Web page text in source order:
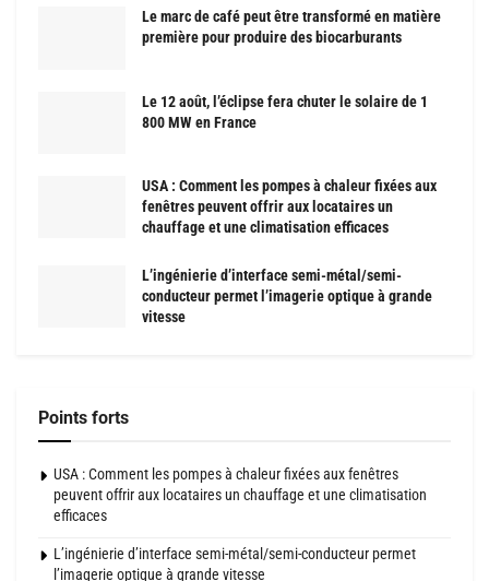
Le marc de café peut être transformé en matière
première pour produire des biocarburants
Le 12 août, l’éclipse fera chuter le solaire de 1
800 MW en France
USA : Comment les pompes à chaleur fixées aux
fenêtres peuvent offrir aux locataires un
chauffage et une climatisation efficaces
L’ingénierie d’interface semi-métal/semi-
conducteur permet l’imagerie optique à grande
vitesse
Points forts
USA : Comment les pompes à chaleur fixées aux fenêtres
peuvent offrir aux locataires un chauffage et une climatisation
efficaces
L’ingénierie d’interface semi-métal/semi-conducteur permet
l’imagerie optique à grande vitesse